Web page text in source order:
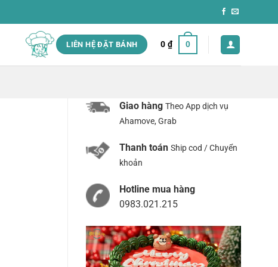
LIÊN HỆ ĐẶT BÁNH 0 ₫ 0
Giao hàng Theo App dịch vụ
Ahamove, Grab
Thanh toán Ship cod / Chuyển
khoản
Hotline mua hàng
0983.021.215